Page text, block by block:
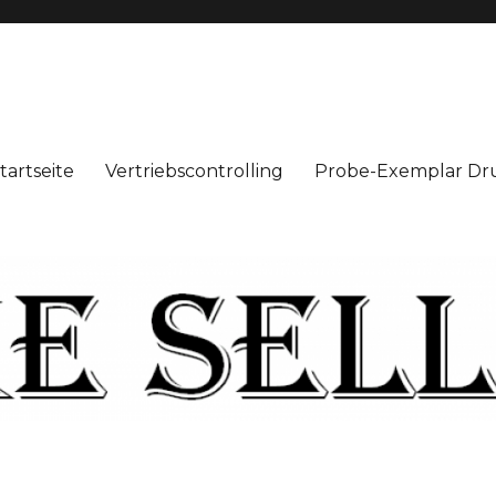
Vertriebscontrolling Probe-Exemplar